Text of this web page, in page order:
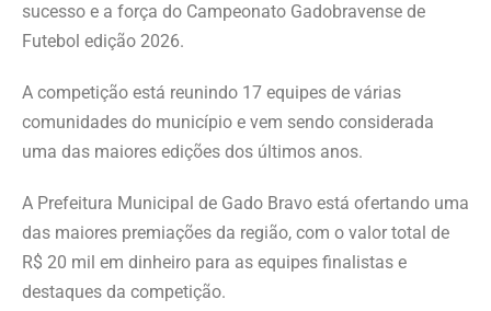
sucesso e a força do Campeonato Gadobravense de
Futebol edição 2026.
A competição está reunindo 17 equipes de várias
comunidades do município e vem sendo considerada
uma das maiores edições dos últimos anos.
A Prefeitura Municipal de Gado Bravo está ofertando uma
das maiores premiações da região, com o valor total de
R$ 20 mil em dinheiro para as equipes finalistas e
destaques da competição.